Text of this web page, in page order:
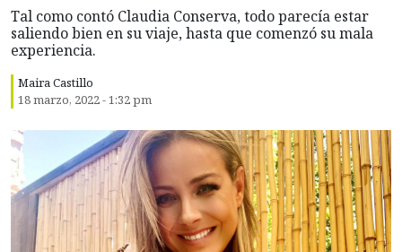
Tal como contó Claudia Conserva, todo parecía estar
saliendo bien en su viaje, hasta que comenzó su mala
experiencia.
Maira Castillo
18 marzo, 2022 - 1:32 pm